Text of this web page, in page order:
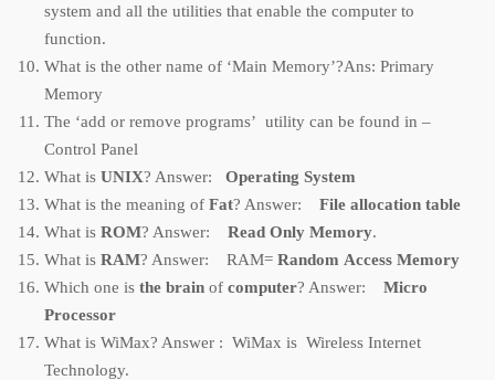
system and all the utilities that enable the computer to
function.
What is the other name of ‘Main Memory’?Ans: Primary
Memory
The ‘add or remove programs’ utility can be found in –
Control Panel
What is UNIX? Answer: Operating System
What is the meaning of Fat? Answer: File allocation table
What is ROM? Answer: Read Only Memory.
What is RAM? Answer: RAM= Random Access Memory
Which one is the brain of computer? Answer: Micro
Processor
What is WiMax? Answer : WiMax is Wireless Internet
Technology.